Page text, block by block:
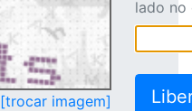
[trocar imagem]
lado no